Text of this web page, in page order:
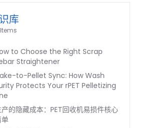
库
to Choose the Right Scrap
Straightener
to-Pellet Sync: How Wash
Protects Your rPET Pelletizing
的隐藏成本：PET回收机易损件核心